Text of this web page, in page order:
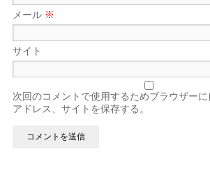
メール ※
サイト
次回のコメントで使用するためブラウザー
アドレス、サイトを保存する。